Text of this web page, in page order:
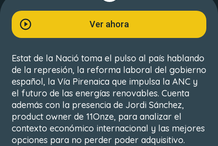
Ver ahora
Estat de la Nació toma el pulso al país hablando
de la represión, la reforma laboral del gobierno
español, la Vía Pirenaica que impulsa la ANC y
el futuro de las energías renovables. Cuenta
además con la presencia de Jordi Sánchez,
product owner de 11Onze, para analizar el
contexto económico internacional y las mejores
opciones para no perder poder adquisitivo.